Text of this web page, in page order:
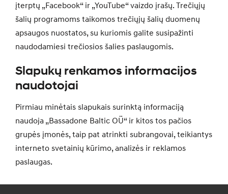
įterptų „Facebook“ ir „YouTube“ vaizdo įrašų. Trečiųjų
šalių programoms taikomos trečiųjų šalių duomenų
apsaugos nuostatos, su kuriomis galite susipažinti
naudodamiesi trečiosios šalies paslaugomis.
Slapukų renkamos informacijos
naudotojai
Pirmiau minėtais slapukais surinktą informaciją
naudoja „Bassadone Baltic OÜ“ ir kitos tos pačios
grupės įmonės, taip pat atrinkti subrangovai, teikiantys
interneto svetainių kūrimo, analizės ir reklamos
paslaugas.